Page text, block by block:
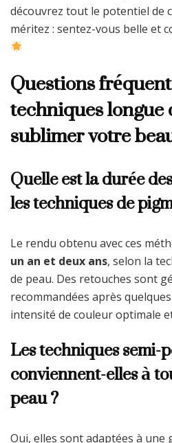
découvrez tout le potentiel de
méritez : sentez-vous belle et
Questions
techniques
sublimer votre
Quelle est la durée
les techniques de
Le rendu obtenu avec ces
un an et deux ans, selon la
de peau. Des retouches sont
recommandées après
intensité de couleur optimale
Les techniques
conviennent-elles à
peau ?
Oui, elles sont adaptées à une